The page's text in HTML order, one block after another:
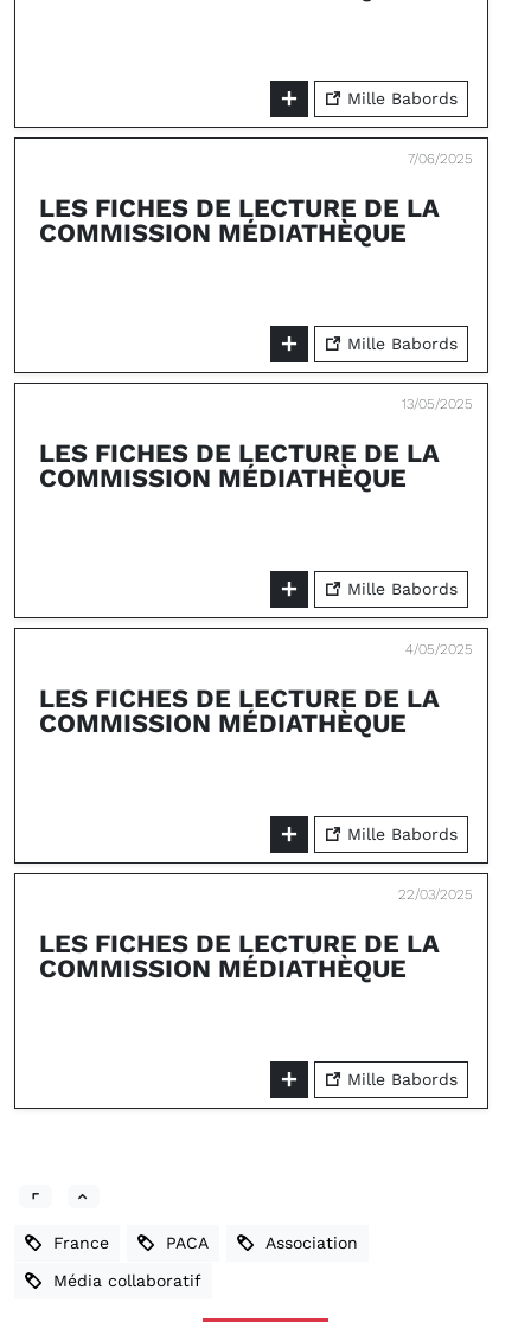
Mille Babords
7/06/2025
LES FICHES DE LECTURE DE LA
COMMISSION MÉDIATHÈQUE
Mille Babords
13/05/2025
LES FICHES DE LECTURE DE LA
COMMISSION MÉDIATHÈQUE
Mille Babords
4/05/2025
LES FICHES DE LECTURE DE LA
COMMISSION MÉDIATHÈQUE
Mille Babords
22/03/2025
LES FICHES DE LECTURE DE LA
COMMISSION MÉDIATHÈQUE
Mille Babords
France PACA Association
Média collaboratif